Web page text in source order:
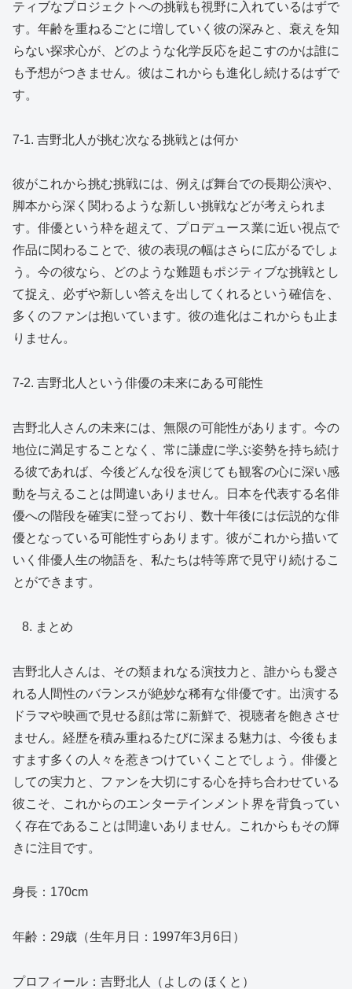
ティブなプロジェクトへの挑戦も視野に入れているはずで
す。年齢を重ねるごとに増していく彼の深みと、衰えを知
らない探求心が、どのような化学反応を起こすのかは誰に
も予想がつきません。彼はこれからも進化し続けるはずで
す。
7-1. 吉野北人が挑む次なる挑戦とは何か
彼がこれから挑む挑戦には、例えば舞台での長期公演や、
脚本から深く関わるような新しい挑戦などが考えられま
す。俳優という枠を超えて、プロデュース業に近い視点で
作品に関わることで、彼の表現の幅はさらに広がるでしょ
う。今の彼なら、どのような難題もポジティブな挑戦とし
て捉え、必ずや新しい答えを出してくれるという確信を、
多くのファンは抱いています。彼の進化はこれからも止ま
りません。
7-2. 吉野北人という俳優の未来にある可能性
吉野北人さんの未来には、無限の可能性があります。今の
地位に満足することなく、常に謙虚に学ぶ姿勢を持ち続け
る彼であれば、今後どんな役を演じても観客の心に深い感
動を与えることは間違いありません。日本を代表する名俳
優への階段を確実に登っており、数十年後には伝説的な俳
優となっている可能性すらあります。彼がこれから描いて
いく俳優人生の物語を、私たちは特等席で見守り続けるこ
とができます。
まとめ
吉野北人さんは、その類まれなる演技力と、誰からも愛さ
れる人間性のバランスが絶妙な稀有な俳優です。出演する
ドラマや映画で見せる顔は常に新鮮で、視聴者を飽きさせ
ません。経歴を積み重ねるたびに深まる魅力は、今後もま
すます多くの人々を惹きつけていくことでしょう。俳優と
しての実力と、ファンを大切にする心を持ち合わせている
彼こそ、これからのエンターテインメント界を背負ってい
く存在であることは間違いありません。これからもその輝
きに注目です。
身長：170cm
年齢：29歳（生年月日：1997年3月6日）
プロフィール：吉野北人（よしの ほくと）